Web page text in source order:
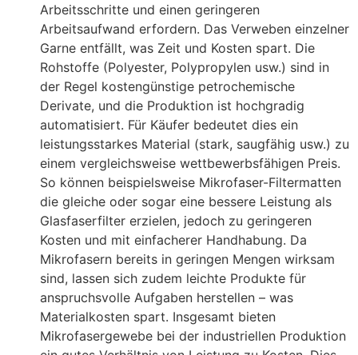
Arbeitsschritte und einen geringeren
Arbeitsaufwand erfordern. Das Verweben einzelner
Garne entfällt, was Zeit und Kosten spart. Die
Rohstoffe (Polyester, Polypropylen usw.) sind in
der Regel kostengünstige petrochemische
Derivate, und die Produktion ist hochgradig
automatisiert. Für Käufer bedeutet dies ein
leistungsstarkes Material (stark, saugfähig usw.) zu
einem vergleichsweise wettbewerbsfähigen Preis.
So können beispielsweise Mikrofaser-Filtermatten
die gleiche oder sogar eine bessere Leistung als
Glasfaserfilter erzielen, jedoch zu geringeren
Kosten und mit einfacherer Handhabung. Da
Mikrofasern bereits in geringen Mengen wirksam
sind, lassen sich zudem leichte Produkte für
anspruchsvolle Aufgaben herstellen – was
Materialkosten spart. Insgesamt bieten
Mikrofasergewebe bei der industriellen Produktion